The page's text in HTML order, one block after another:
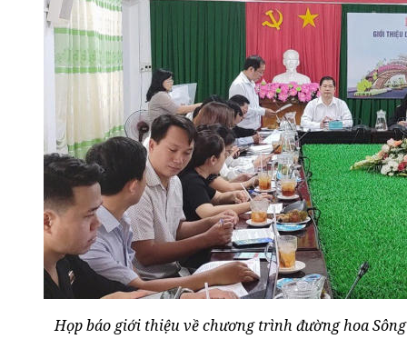
Họp báo giới thiệu về chương trình đường hoa